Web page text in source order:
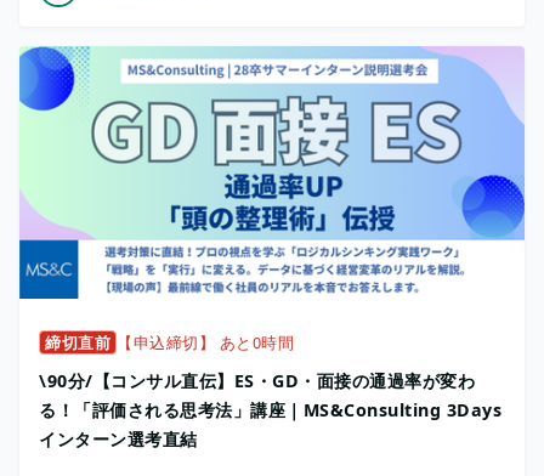
締切直前 【申込締切】 あと0時間
\90分/【コンサル直伝】ES・GD・面接の通過率が変わ
る！「評価される思考法」講座｜MS&Consulting 3Days
インターン選考直結